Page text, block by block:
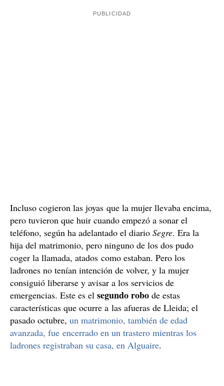
Incluso cogieron las joyas que la mujer llevaba encima,
pero tuvieron que huir cuando empezó a sonar el
teléfono, según ha adelantado el diario Segre. Era la
hija del matrimonio, pero ninguno de los dos pudo
coger la llamada, atados como estaban. Pero los
ladrones no tenían intención de volver, y la mujer
consiguió liberarse y avisar a los servicios de
emergencias. Este es el segundo robo de estas
características que ocurre a las afueras de Lleida; el
pasado octubre, un matrimonio, también de edad
avanzada, fue encerrado en un trastero mientras los
ladrones registraban su casa, en Alguaire.